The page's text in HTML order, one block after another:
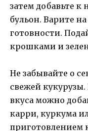
затем добавьте
бульон. Варите
готовности.
крошками и
Не забывайте о
свежей
вкуса можно
карри, куркума
приготовлением